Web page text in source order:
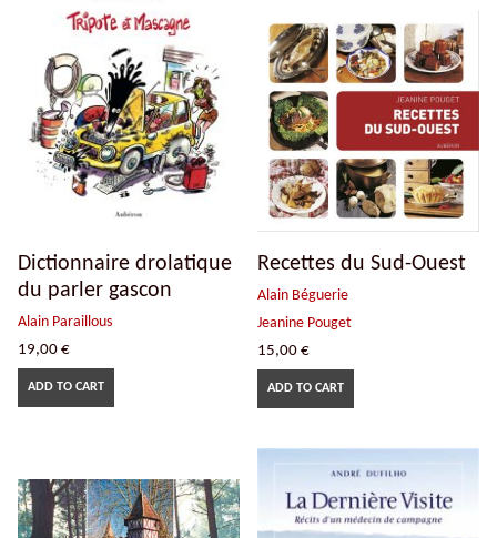
Dictionnaire drolatique
du parler gascon
Alain Paraillous
19,00 €
ADD TO CART
Recettes du Sud-Ouest
Alain Béguerie
Jeanine Pouget
15,00€
ADD TO CART